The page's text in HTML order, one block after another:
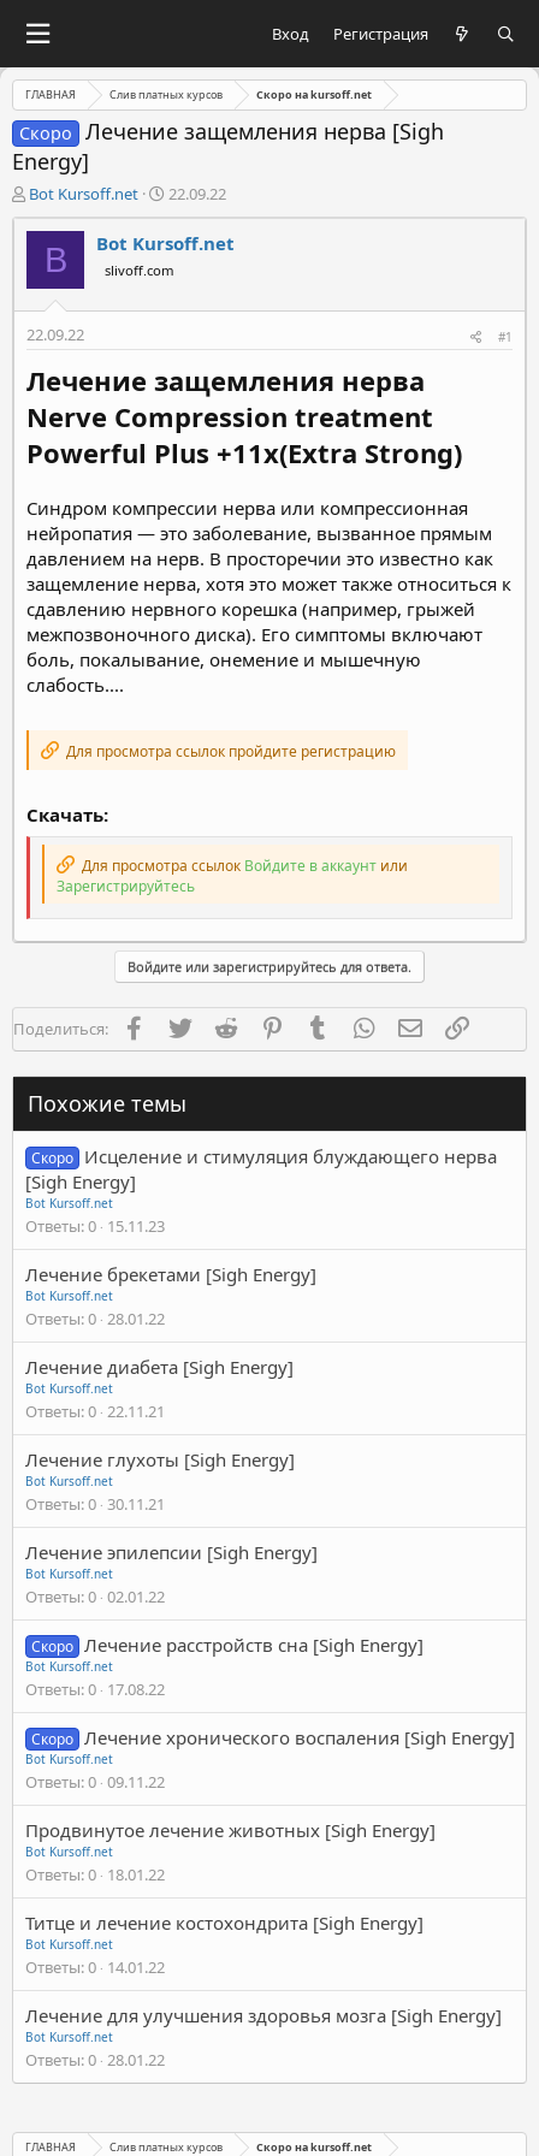
Вход Регистрация
ГЛАВНАЯ Слив платных курсов Скоро на kursoff.net
Скоро
Лечение защемления нерва [Sigh
Energy]
А
в
т
м
Bot Kursoff.net
Д
а
т
а
н
а
а
22.09.22
B Bot Kursoff.net
slivoff.com
22.09.22 #1
Лечение защемления нерва
Nerve Compression treatment
Powerful Plus +11x(Extra Strong)
Синдром компрессии нерва или компрессионная
нейропатия — это заболевание, вызванное прямым
давлением на нерв. В просторечии это известно как
защемление нерва, хотя это может также относиться к
сдавлению нервного корешка (например, грыжей
межпозвоночного диска). Его симптомы включают
боль, покалывание, онемение и мышечную
слабость....
Для просмотра ссылок пройдите регистрацию
Скачать:
Для просмотра ссылок Войдите в аккаунт или
Зарегистрируйтесь
Войдите или зарегистрируйтесь для ответа.
Поделиться: FacebookTwitter Reddit PinterestTumblr WhatsAppЭлектронная
Похожие темы
Скоро Исцеление и стимуляция блуждающего нерва
[Sigh Energy]
Bot Kursoff.net
Ответы 0 15.11.23
Лечение брекетами [Sigh Energy]
Bot Kursoff.net
Ответы 0 28.01.22
Лечение диабета [Sigh Energy]
Bot Kursoff.net
Ответы 0 22.11.21
Лечение глухоты [Sigh Energy]
Bot Kursoff.net
Ответы 0 30.11.21
Лечение эпилепсии [Sigh Energy]
Bot Kursoff.net
Ответы 0 02.01.22
Скоро Лечение расстройств сна [Sigh Energy]
Bot Kursoff.net
Ответы 0 17.08.22
Скоро Лечение хронического воспаления [Sigh Energy]
Bot Kursoff.net
Ответы 0 09.11.22
Продвинутое лечение животных [Sigh Energy]
Bot Kursoff.net
Ответы 0 18.01.22
Титце и лечение костохондрита [Sigh Energy]
Bot Kursoff.net
Ответы 0 14.01.22
Лечение для улучшения здоровья мозга [Sigh Energy]
Bot Kursoff.net
Ответы 0 28.01.22
ГЛАВНАЯ Слив платных курсов Скоро на kursoff.net